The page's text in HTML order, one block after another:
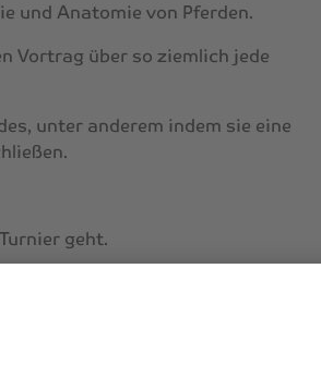
und Anatomie von Pferden.
Vortrag über so ziemlich jede
unter anderem indem sie eine
geht.
weitere Merkmale in sich
Radfahr-Menschen oder